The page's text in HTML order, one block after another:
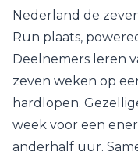
Nederland de
Run plaats,
Deelnemers leren
zeven weken op
hardlopen.
week voor een
anderhalf uur.